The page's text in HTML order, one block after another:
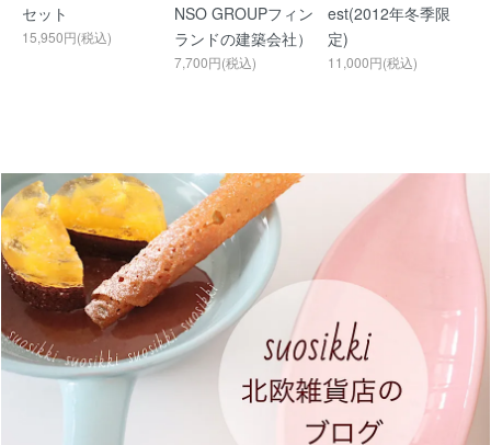
セット
15,950円(税込)
NSO GROUPフィン
ランドの建築会社）
7,700円(税込)
est(2012年冬季限
定)
11,000円(税込)